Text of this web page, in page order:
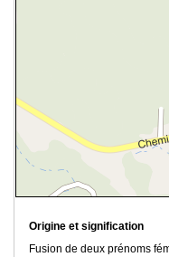
Origine et signification
Fusion de deux prénoms